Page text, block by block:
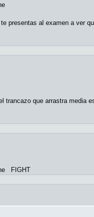
presentas al examen a ver
trancazo que arrastra media
FIGHT